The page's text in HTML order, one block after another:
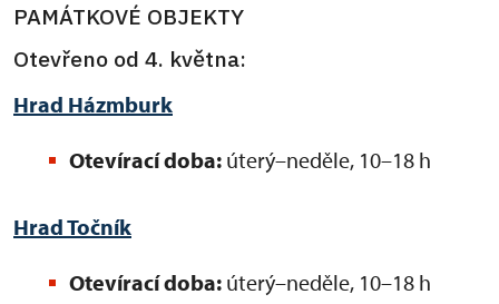
PAMÁTKOVÉ OBJEKTY
Otevřeno od 4. května:
Hrad Házmburk
Otevírací doba: úterý–neděle, 10–18 h
Hrad Točník
Otevírací doba: úterý–neděle, 10–18 h